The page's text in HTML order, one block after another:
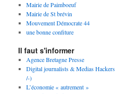
Mairie de Paimboeuf
Mairie de St brévin
Mouvement Démocrate 44
une bonne confiture
Il faut s'informer
Agence Bretagne Presse
Digital journalists & Medias Hackers
/-)
L’économie « autrement »